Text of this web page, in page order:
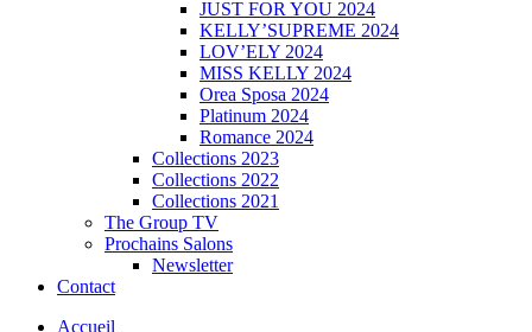
JUST FOR YOU 2024
KELLY’SUPREME 2024
LOV’ELY 2024
MISS KELLY 2024
Orea Sposa 2024
Platinum 2024
Romance 2024
Collections 2023
Collections 2022
Collections 2021
The Group TV
Prochains Salons
Newsletter
Contact
Accueil